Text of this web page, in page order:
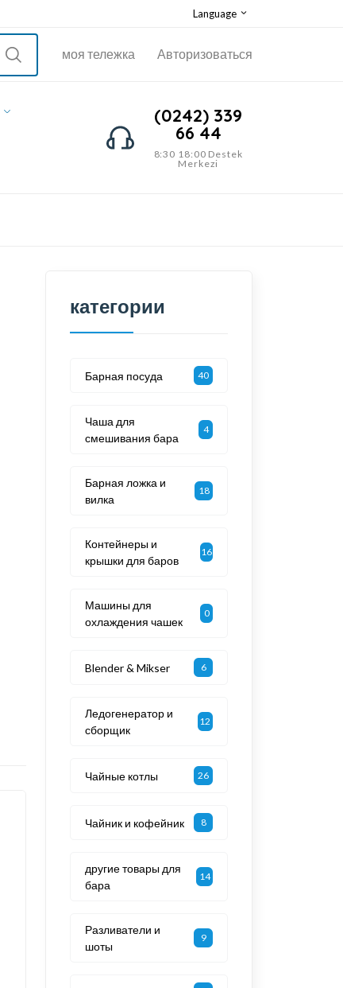
Language
моя тележка Авторизоваться
(0242) 339
66 44
8:30 18:00 Destek
Merkezi
категории
Барная посуда 40
Чаша для
смешивания бара
4
Барная ложка и
вилка
18
Контейнеры и
крышки для баров
16
Машины для
охлаждения чашек
0
Blender & Mikser 6
Ледогенератор и
сборщик
12
Чайные котлы 26
Чайник и кофейник 8
другие товары для
бара
14
Разливатели и
шоты
9